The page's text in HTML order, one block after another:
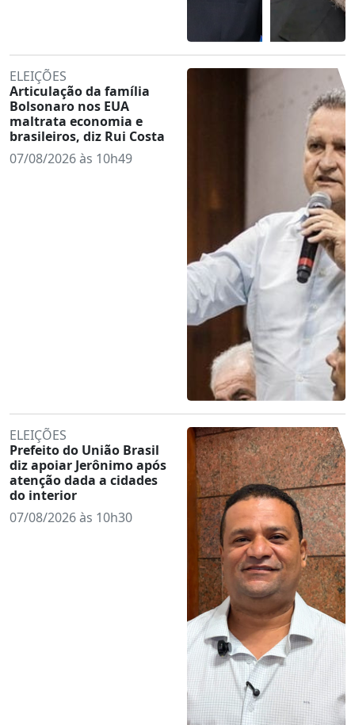
ELEIÇÕES
Articulação da família
Bolsonaro nos EUA
maltrata economia e
brasileiros, diz Rui Costa
07/08/2026 às 10h49
ELEIÇÕES
Prefeito do União Brasil
diz apoiar Jerônimo após
atenção dada a cidades
do interior
07/08/2026 às 10h30